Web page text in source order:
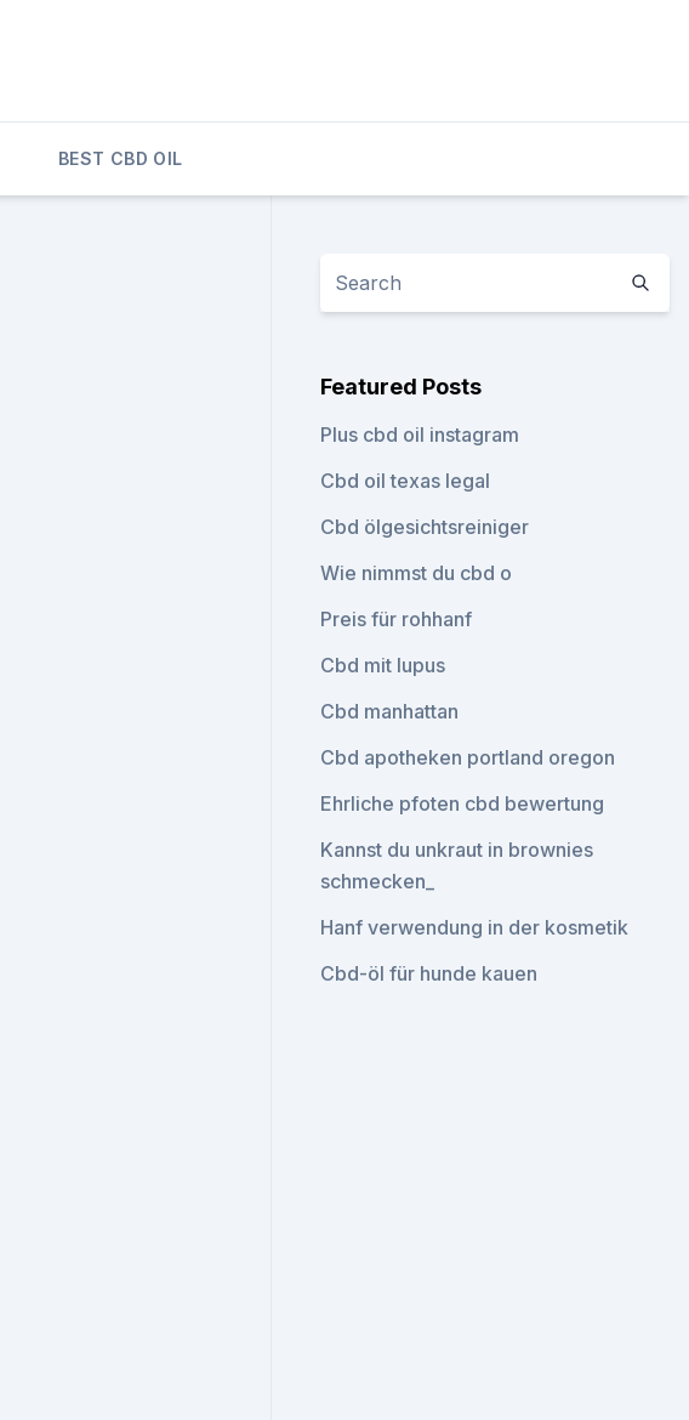
BEST CBD OIL
Featured Posts
Plus cbd oil instagram
Cbd oil texas legal
Cbd ölgesichtsreiniger
Wie nimmst du cbd o
Preis für rohhanf
Cbd mit lupus
Cbd manhattan
Cbd apotheken portland oregon
Ehrliche pfoten cbd bewertung
Kannst du unkraut in brownies
schmecken_
Hanf verwendung in der kosmetik
Cbd-öl für hunde kauen